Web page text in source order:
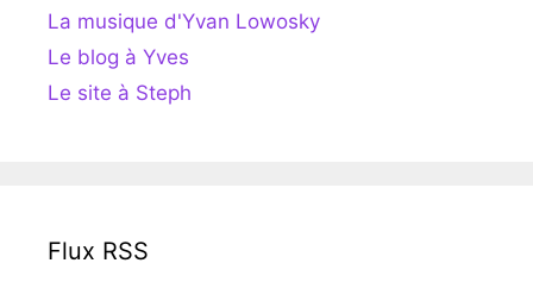
La musique d'Yvan Lowosky
Le blog à Yves
Le site à Steph
Flux RSS